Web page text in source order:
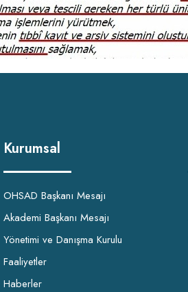
Kurumsal
OHSAD Başkanı Mesajı
Akademi Başkanı Mesajı
Yönetimi ve Danışma Kurulu
Faaliyetler
Haberler